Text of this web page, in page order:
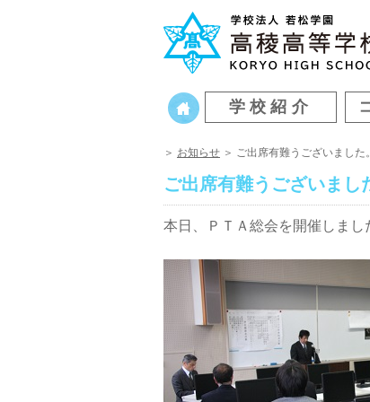
学校紹介
＞ お知らせ ＞ ご出席有難うございました。
ご出席有難うございまし
本日、ＰＴＡ総会を開催しまし